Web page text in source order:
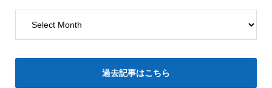
過去記事はこちら